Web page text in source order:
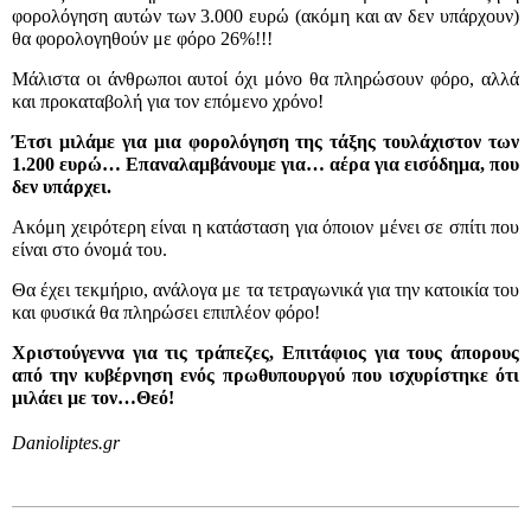
φορολόγηση αυτών των 3.000 ευρώ (ακόμη και αν δεν υπάρχουν)
θα φορολογηθούν με φόρο 26%!!!
Μάλιστα οι άνθρωποι αυτοί όχι μόνο θα πληρώσουν φόρο, αλλά
και προκαταβολή για τον επόμενο χρόνο!
Έτσι μιλάμε για μια φορολόγηση της τάξης τουλάχιστον των
1.200 ευρώ… Επαναλαμβάνουμε για… αέρα για εισόδημα, που
δεν υπάρχει.
Ακόμη χειρότερη είναι η κατάσταση για όποιον μένει σε σπίτι που
είναι στο όνομά του.
Θα έχει τεκμήριο, ανάλογα με τα τετραγωνικά για την κατοικία του
και φυσικά θα πληρώσει επιπλέον φόρο!
Χριστούγεννα για τις τράπεζες, Επιτάφιος για τους άπορους
από την κυβέρνηση ενός πρωθυπουργού που ισχυρίστηκε ότι
μιλάει με τον…Θεό!
Danioliptes.gr